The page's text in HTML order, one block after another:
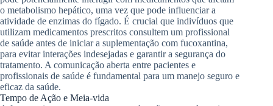
o metabolismo hepático, uma vez que pode influenciar a
atividade de enzimas do fígado. É crucial que indivíduos que
utilizam medicamentos prescritos consultem um profissional
de saúde antes de iniciar a suplementação com fucoxantina,
para evitar interações indesejadas e garantir a segurança do
tratamento. A comunicação aberta entre pacientes e
profissionais de saúde é fundamental para um manejo seguro e
eficaz da saúde.
Tempo de Ação e Meia-vida